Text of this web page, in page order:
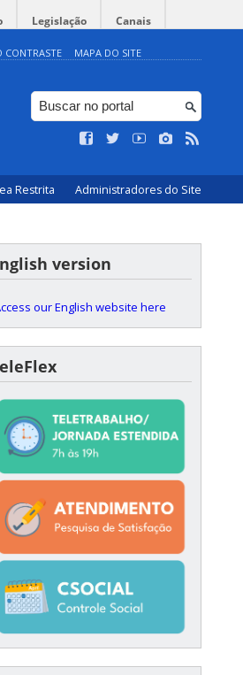
Legislação Canais
CONTRASTE MAPA DO SITE
Restrita Administradores do Site
version
our English website here